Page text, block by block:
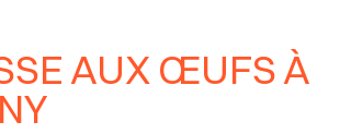
AUX ŒUFS À